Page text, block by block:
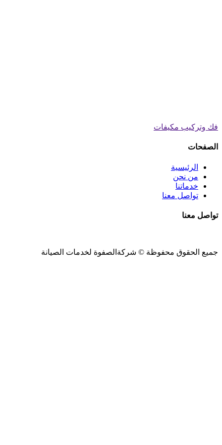
فك وتركيب مكيفات
الصفحات
الرئيسية
من نحن
خدماتنا
تواصل معنا
تواصل معنا
جميع الحقوق محفوظة © شركةالصفوة لخدمات الصيانة